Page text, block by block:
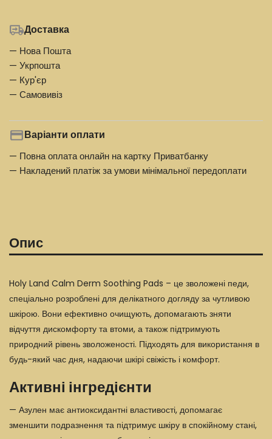
Доставка
— Нова Пошта
— Укрпошта
— Кур'єр
— Самовивіз
Варіанти оплати
— Повна оплата онлайн на картку Приватбанку
— Накладений платіж за умови мінімальної передоплати
Опис
Holy Land Calm Derm Soothing Pads – це зволожені педи,
спеціально розроблені для делікатного догляду за чутливою
шкірою. Вони ефективно очищують, допомагають зняти
відчуття дискомфорту та втоми, а також підтримують
природний рівень зволоженості. Підходять для використання в
будь-який час дня, надаючи шкірі свіжість і комфорт.
Активні інгредієнти
— Азулен має антиоксидантні властивості, допомагає
зменшити подразнення та підтримує шкіру в спокійному стані,